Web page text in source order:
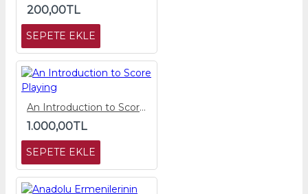
200,00TL
SEPETE EKLE
An Introduction to Score Playing
1.000,00TL
SEPETE EKLE